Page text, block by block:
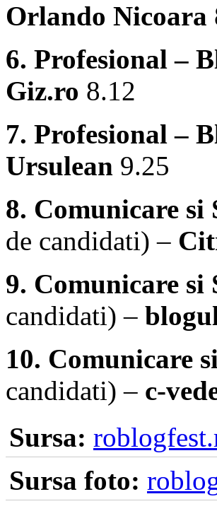
Orlando Nicoara
6. Profesional –
Giz.ro 8.12
7. Profesional –
Ursulean 9.25
8. Comunicare si
de candidati) –
9. Comunicare si
candidati) –
10. Comunicare
candidati) – c-
Sursa:
Sursa foto: